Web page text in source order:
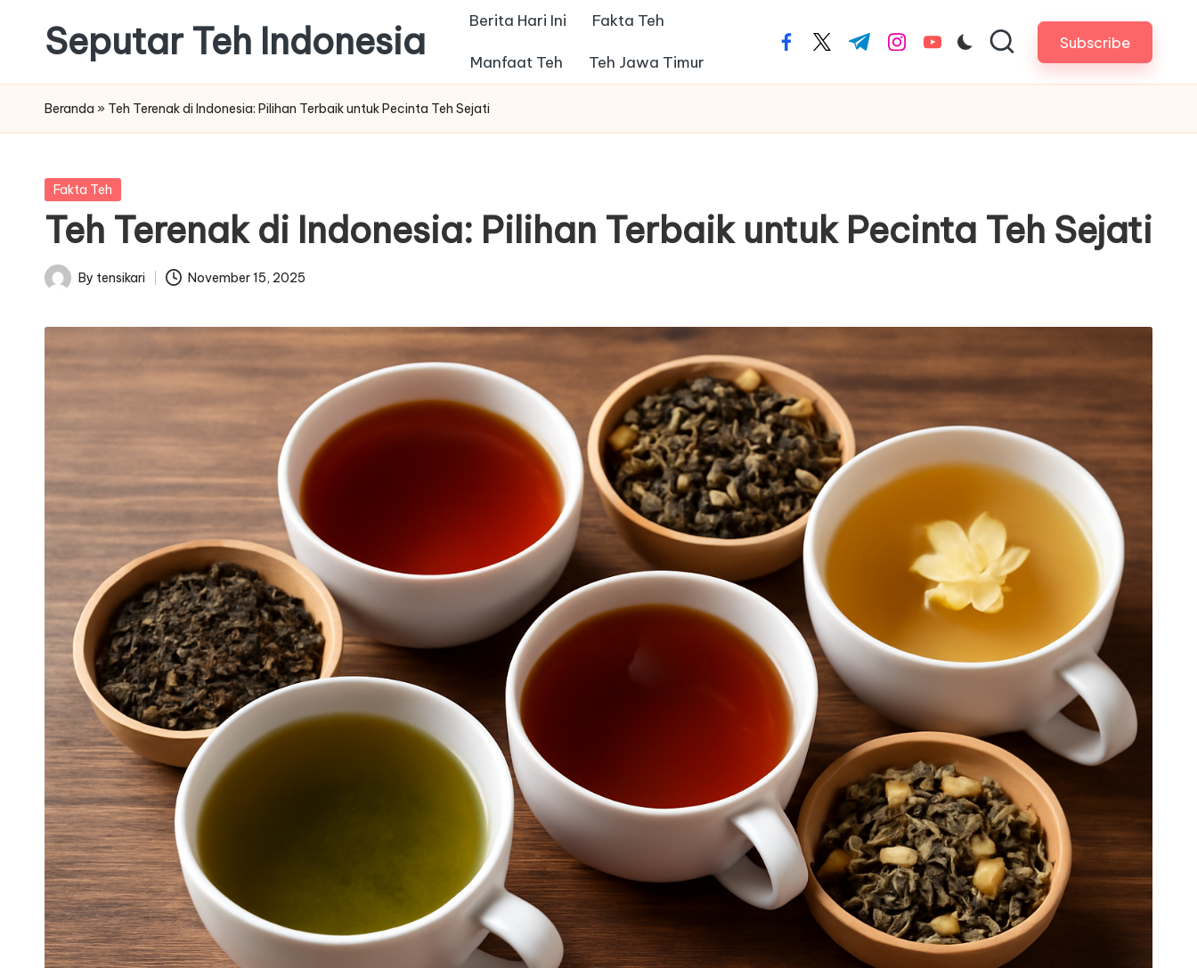
content
Seputar Teh Indonesia
macam
Teh
Berita Hari Ini Fakta Teh
Manfaat Teh Teh Jawa Timur
facebook.com
twitter.com
t.me instagram.com
youtube.com Subscribe
Beranda » Teh Terenak di Indonesia: Pilihan Terbaik untuk Pecinta Teh Sejati
Posted
Fakta Teh
Teh Terenak di Indonesia: Pilihan Terbaik untuk Pecinta Teh Sejati
Posted
By tensikari November 15, 2025